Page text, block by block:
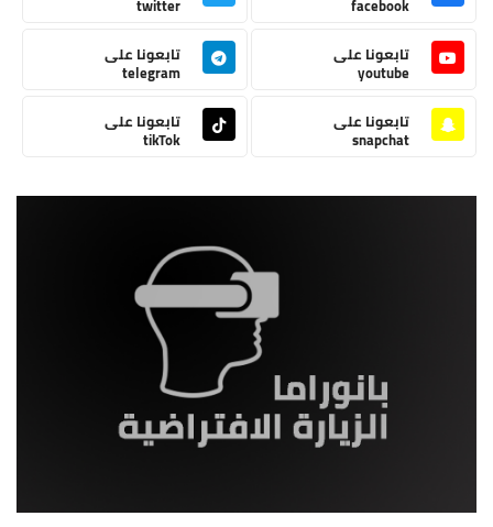
facebook
twitter
تابعونا على
youtube
تابعونا على
telegram
تابعونا على
snapchat
تابعونا على
tikTok